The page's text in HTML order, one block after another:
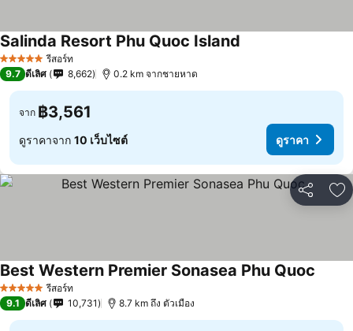
5 ดาว รีสอร์ท
Salinda Resort Phu Quoc Island
9.7 ดีเลิศ 8,662 0.2 km จากชายหาด
จาก ฿3,561
ดูราคาจาก 10 เว็บไซต์ ดูราคา
แชร์ เ
5 ดาว รีสอร์ท
Best Western Premier Sonasea Phu Quoc
9.1 ดีเลิศ 10,731 8.7 km ถึง ตัวเมือง